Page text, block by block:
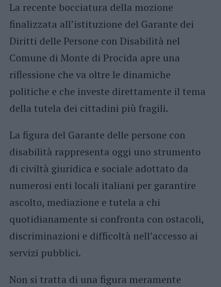
La recente bocciatura della mozione
finalizzata all’istituzione del Garante dei
Diritti delle Persone con Disabilità nel
Comune di Monte di Procida apre una
riflessione che va oltre le dinamiche
politiche e che investe direttamente il tema
della tutela dei cittadini più fragili.
La figura del Garante delle persone con
disabilità rappresenta oggi uno strumento
di civiltà giuridica e sociale adottato da
numerosi enti locali italiani per garantire
ascolto, mediazione e tutela a chi
quotidianamente si confronta con ostacoli,
discriminazioni e difficoltà nell’accesso ai
servizi pubblici.
Non si tratta di una figura meramente